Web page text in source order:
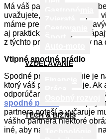
VZDELÁVANIE
TECH & BIZNIS
Má váš partner v blízkej
uvažujete, čo mu kúpiť pod
máme pre vás pár
aj praktické darčeky.
z týchto praktických tipov na
Vtipné spodné prádlo
Spodné prádlo nikdy nie je
ktorý váš partner využije.
odporúčame vám nájsť si e-
spodné prádlo
. Pár
partnera poteší a vyčaruje
vášho partnera niektoré
iné, aby namiesto úsmevu